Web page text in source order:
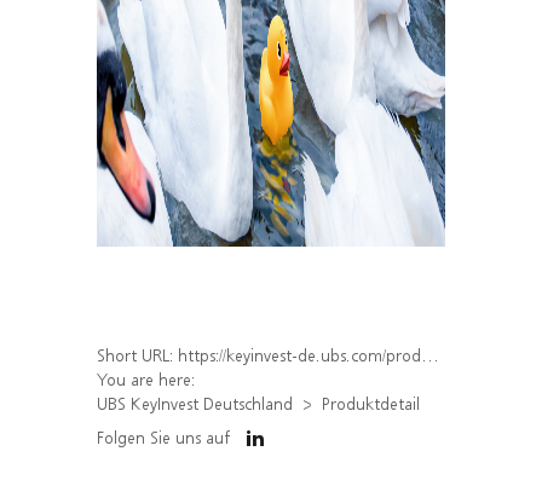
Short URL: https://keyinvest-de.ubs.com/produkt/detail/index/isin/DE000WA6TQF3
You are here:
UBS KeyInvest Deutschland
Produktdetail
Folgen Sie uns auf